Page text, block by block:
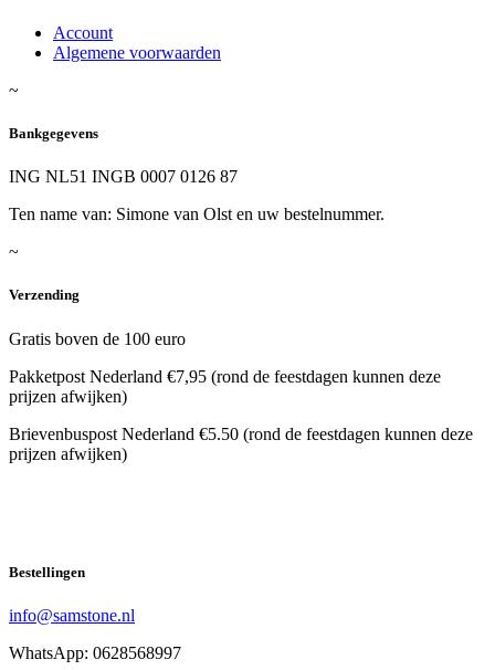
Account
Algemene voorwaarden
~
Bankgegevens
ING NL51 INGB 0007 0126 87
Ten name van: Simone van Olst en uw bestelnummer.
~
Verzending
Gratis boven de 100 euro
Pakketpost Nederland €7,95 (rond de feestdagen kunnen deze
prijzen afwijken)
Brievenbuspost Nederland €5.50 (rond de feestdagen kunnen deze
prijzen afwijken)
Bestellingen
info@samstone.nl
WhatsApp: 0628568997